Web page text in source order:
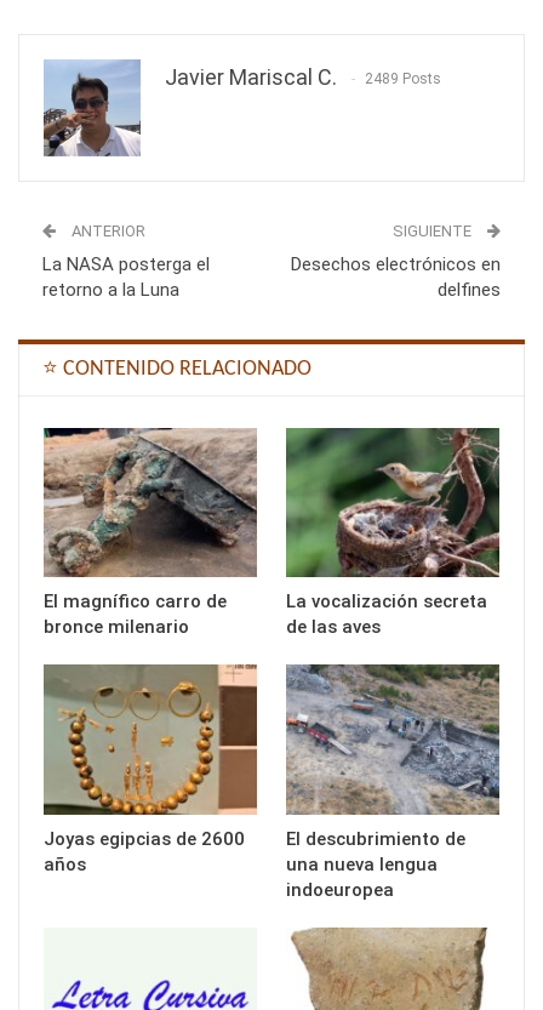
Javier Mariscal C. 2489 Posts
ANTERIOR
La NASA posterga el
retorno a la Luna
SIGUIENTE
Desechos electrónicos en
delfines
⭐ CONTENIDO RELACIONADO
El magnífico carro de
bronce milenario
La vocalización secreta
de las aves
Joyas egipcias de 2600
años
El descubrimiento de
una nueva lengua
indoeuropea